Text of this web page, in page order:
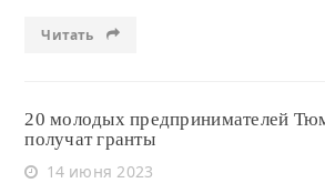
Читать
20 молодых предпринимателей
получат гранты
14 июня 2023